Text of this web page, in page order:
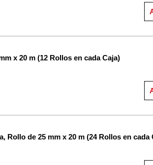
x 20 m (12 Rollos en cada Caja)
de 25 mm x 20 m (24 Rollos en cada